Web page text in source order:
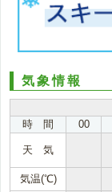
気象情報
時 間
00
天 気
気温(℃)